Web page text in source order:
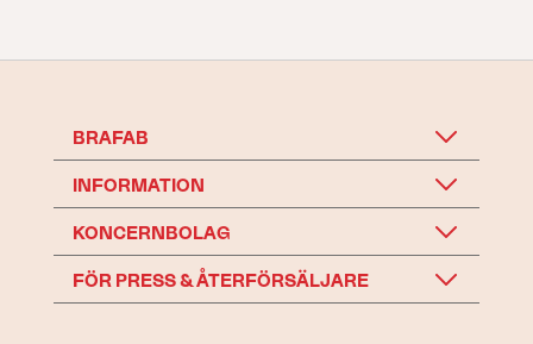
BRAFAB
INFORMATION
KONCERNBOLAG
FÖR PRESS & ÅTERFÖRSÄLJARE